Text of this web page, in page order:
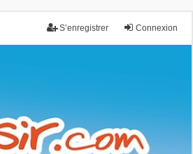
Connexion
S’enregistrer